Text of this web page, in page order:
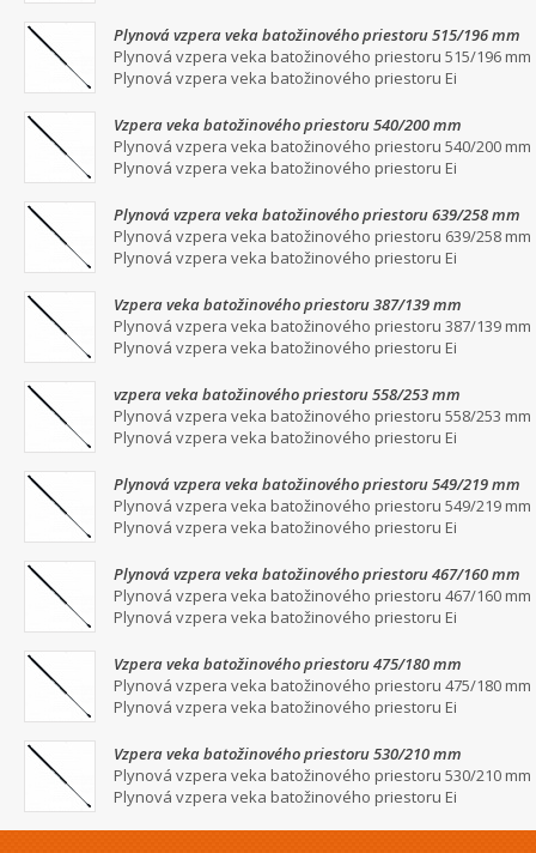
Plynová vzpera veka batožinového priestoru 515/196 mm
Plynová vzpera veka batožinového priestoru 515/196 mm
Plynová vzpera veka batožinového priestoru Ei
Vzpera veka batožinového priestoru 540/200 mm
Plynová vzpera veka batožinového priestoru 540/200 mm
Plynová vzpera veka batožinového priestoru Ei
Plynová vzpera veka batožinového priestoru 639/258 mm
Plynová vzpera veka batožinového priestoru 639/258 mm
Plynová vzpera veka batožinového priestoru Ei
Vzpera veka batožinového priestoru 387/139 mm
Plynová vzpera veka batožinového priestoru 387/139 mm
Plynová vzpera veka batožinového priestoru Ei
vzpera veka batožinového priestoru 558/253 mm
Plynová vzpera veka batožinového priestoru 558/253 mm
Plynová vzpera veka batožinového priestoru Ei
Plynová vzpera veka batožinového priestoru 549/219 mm
Plynová vzpera veka batožinového priestoru 549/219 mm
Plynová vzpera veka batožinového priestoru Ei
Plynová vzpera veka batožinového priestoru 467/160 mm
Plynová vzpera veka batožinového priestoru 467/160 mm
Plynová vzpera veka batožinového priestoru Ei
Vzpera veka batožinového priestoru 475/180 mm
Plynová vzpera veka batožinového priestoru 475/180 mm
Plynová vzpera veka batožinového priestoru Ei
Vzpera veka batožinového priestoru 530/210 mm
Plynová vzpera veka batožinového priestoru 530/210 mm
Plynová vzpera veka batožinového priestoru Ei